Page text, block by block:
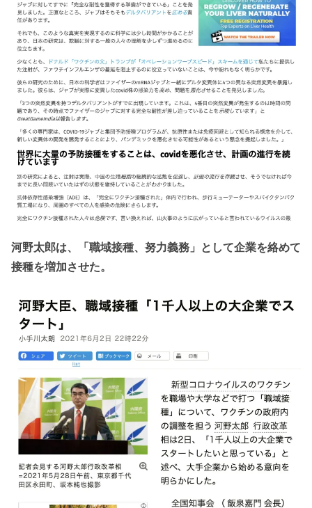
河野太郎は、「職域接種、努力義務」として企業を絡めて
接種を増加させた。